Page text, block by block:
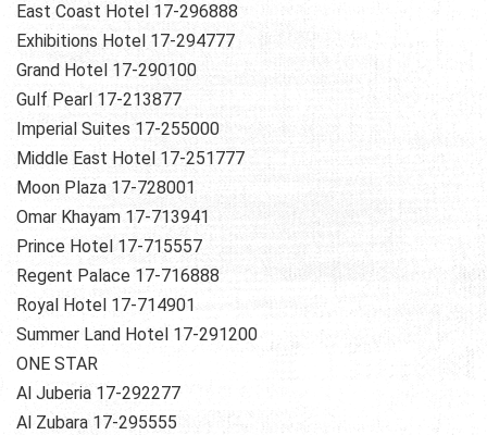
East Coast Hotel 17-296888
Exhibitions Hotel 17-294777
Grand Hotel 17-290100
Gulf Pearl 17-213877
Imperial Suites 17-255000
Middle East Hotel 17-251777
Moon Plaza 17-728001
Omar Khayam 17-713941
Prince Hotel 17-715557
Regent Palace 17-716888
Royal Hotel 17-714901
Summer Land Hotel 17-291200
ONE STAR
Al Juberia 17-292277
Al Zubara 17-295555